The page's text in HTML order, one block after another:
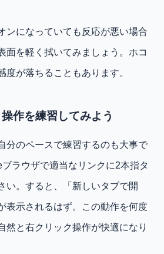
ンになっていても反応が悪い場合
面を軽く拭いてみましょう。ホコ
度が落ちることもあります。
作を練習してみよう
分のペースで練習するのも大事で
ラウザで適当なリンクに2本指タ
い。すると、「新しいタブで開
表示されるはず。この動作を何度
然と右クリック操作が快適になり